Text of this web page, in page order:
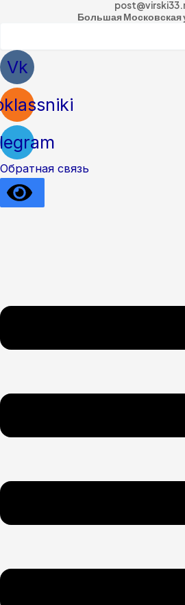
Большая Московская
Vk
Обратная связь